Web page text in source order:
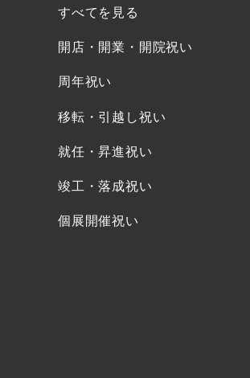
すべてを見る
開店・開業・開院祝い
周年祝い
移転・引越し祝い
就任・昇進祝い
竣工・落成祝い
個展開催祝い